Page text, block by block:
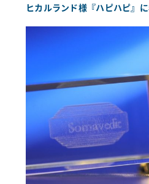
ヒカルランド様『ハピハピ』